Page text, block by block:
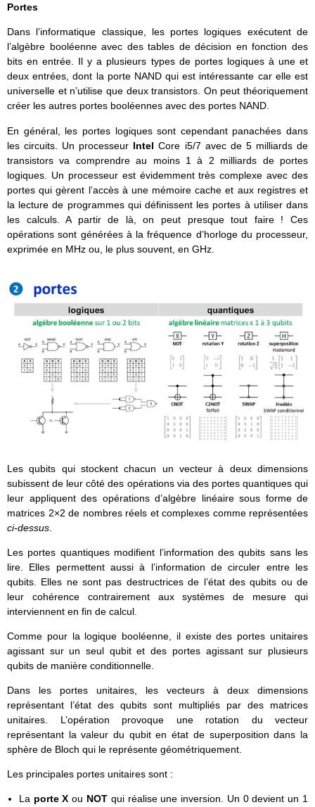
Portes
Dans l’informatique classique, les portes logiques exécutent de
l’algèbre booléenne avec des tables de décision en fonction des
bits en entrée. Il y a plusieurs types de portes logiques à une et
deux entrées, dont la porte NAND qui est intéressante car elle est
universelle et n’utilise que deux transistors. On peut théoriquement
créer les autres portes booléennes avec des portes NAND.
En général, les portes logiques sont cependant panachées dans
les circuits. Un processeur IntelCore i5/7 avec de 5 milliards de
transistors va comprendre au moins 1 à 2 milliards de portes
logiques. Un processeur est évidemment très complexe avec des
portes qui gèrent l’accès à une mémoire cache et aux registres et
la lecture de programmes qui définissent les portes à utiliser dans
les calculs. A partir de là, on peut presque tout faire ! Ces
opérations sont générées à la fréquence d’horloge du processeur,
exprimée en MHz ou, le plus souvent, en GHz.
Les qubits qui stockent chacun un vecteur à deux dimensions
subissent de leur côté des opérations via des portes quantiques qui
leur appliquent des opérations d’algèbre linéaire sous forme de
matrices 2×2 de nombres réels et complexes comme représentées
ci-dessus
Les portes quantiques modifient l’information des qubits sans les
lire. Elles permettent aussi à l’information de circuler entre les
qubits. Elles ne sont pas destructrices de l’état des qubits ou de
leur cohérence contrairement aux systèmes de mesure qui
interviennent en fin de calcul.
Comme pour la logique booléenne, il existe des portes unitaires
agissant sur un seul qubit et des portes agissant sur plusieurs
qubits de manière conditionnelle.
Dans les portes unitaires, les vecteurs à deux dimensions
représentant l’état des qubits sont multipliés par des matrices
unitaires. L’opération provoque une rotation du vecteur
représentant la valeur du qubit en état de superposition dans la
sphère de Bloch qui le représente géométriquement.
Les principales portes unitaires sont :
La porte Xou NOT qui réalise une inversion. Un 0 devient un 1